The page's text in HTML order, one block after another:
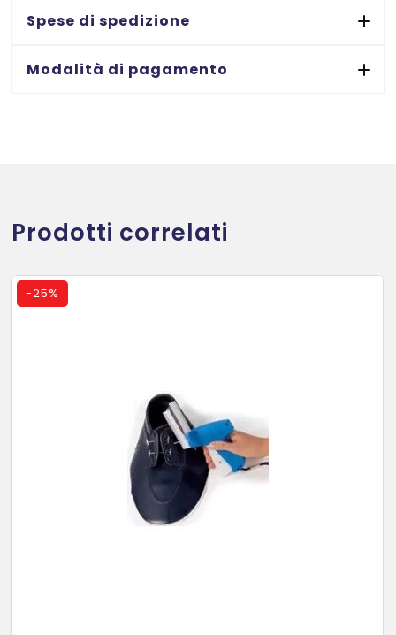
5.000
per
Spese di spedizione
Modalità di pagamento
Prodotti correlati
-25%